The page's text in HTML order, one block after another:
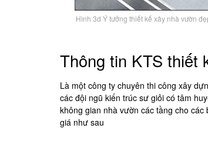
Hình 3d Ý tưởng thiết kế xây nhà vườn
Thông tin KTS thiết
Là một công ty chuyên thi công xây
các đội ngũ kiến trúc sư giỏi có tâm
không gian nhà vườn các tầng cho các
giá như sau